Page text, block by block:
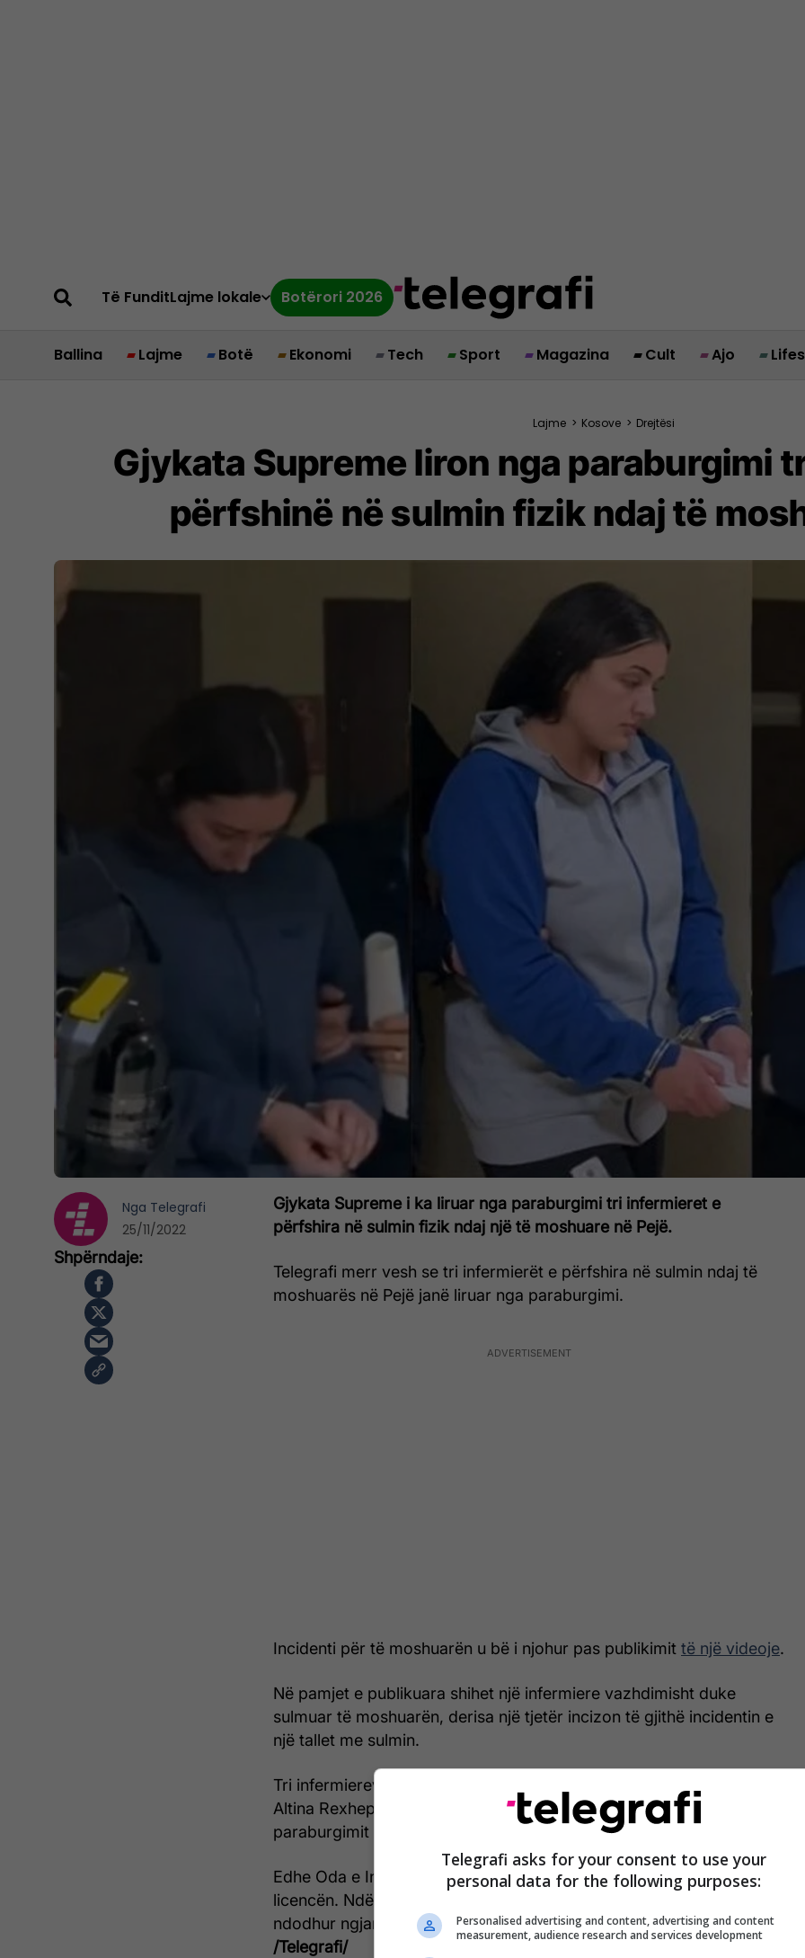
Të FunditLajme lokale Botërori 2026
Ballina Lajme Botë Ekonomi Tech Sport Magazina Cult Ajo
Lajme > Kosove > Drejtësi
Gjykata Supreme liron nga paraburgimi
përfshinë në sulmin fizik ndaj të
Gjykata Supreme i ka liruar nga paraburgimi tri infermieret e
përfshira në sulmin fizik ndaj një të moshuare në Pejë.
Telegrafi merr vesh se tri infermierët e përfshira në sulmin ndaj të
moshuarës në Pejë janë liruar nga paraburgimi.
Incidenti për të moshuarën u bë i njohur pas publikimit të një videoje.
Në pamjet e publikuara shihet një infermiere vazhdimisht duke
sulmuar të moshuarën, derisa një tjetër incizon të gjithë incidentin e
një tallet me sulmin.
Tri infermiereve të dyshuara të përfshira në këtë rast, Aurona Pelaj,
Altina Rexhepi, dhe Remzije Kuqi – Gashi, i ishte caktuar masa e
paraburgimit prej një muaji më 2 nëntor nga Gjykata e Pejës.
Edhe Oda e Infermierëve të Kosovës të njëjtave ua ka tërhequr
licencën. Ndërsa, Shtëpia për të Moshuar “Orenda” në Pejë, ku ka
ndodhur ngjarja, është mbyllur zyrtarisht nga institucionet.
/Telegrafi/
Nga Telegrafi
25/11/2022
Telegrafi asks for your consent to use your
personal data for the following purposes:
Personalised advertising and content, advertising and content
measurement, audience research and services development